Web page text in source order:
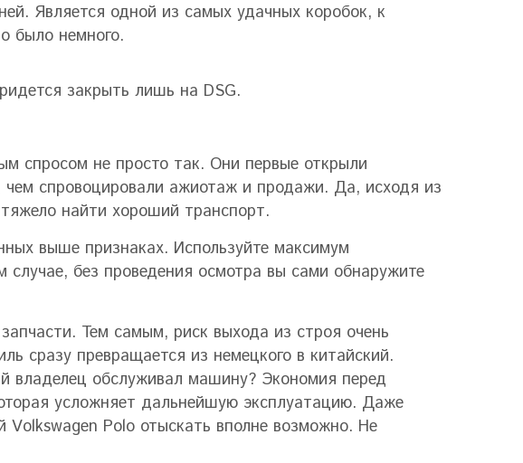
Является одной из самых удачных коробок, к
было немного.
закрыть лишь на DSG.
спросом не просто так. Они первые открыли
чем спровоцировали ажиотаж и продажи. Да, исходя из
найти хороший транспорт.
выше признаках. Используйте максимум
случае, без проведения осмотра вы сами обнаружите
Тем самым, риск выхода из строя очень
сразу превращается из немецкого в китайский.
владелец обслуживал машину? Экономия перед
усложняет дальнейшую эксплуатацию. Даже
Polo отыскать вполне возможно. Не